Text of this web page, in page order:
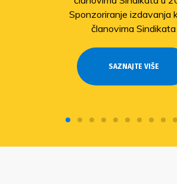
stradalima u potresu